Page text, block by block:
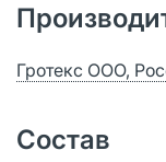
Гротекс ООО,
Состав